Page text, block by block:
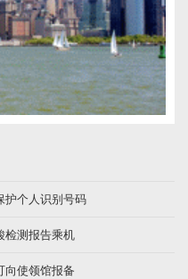
护个人识别号码
检测报告乘机
向使领馆报备